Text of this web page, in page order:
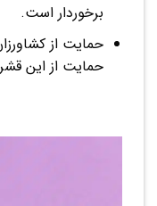
برخوردار است.
حمایت از
حمایت از این